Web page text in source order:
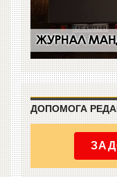
ДОПОМОГА